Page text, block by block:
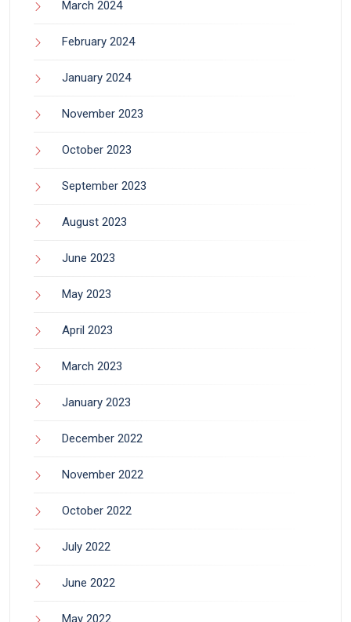
March 2024
February 2024
January 2024
November 2023
October 2023
September 2023
August 2023
June 2023
May 2023
April 2023
March 2023
January 2023
December 2022
November 2022
October 2022
July 2022
June 2022
May 2022